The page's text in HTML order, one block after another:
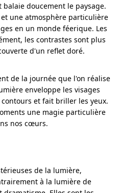
doucement le paysage.
une atmosphère particulière
en un monde féerique. Les
les contrastes sont plus
d'un reflet doré.
de la journée que l'on réalise
enveloppe les visages
et fait briller les yeux.
une magie particulière
nos cœurs.
de la lumière,
à la lumière de